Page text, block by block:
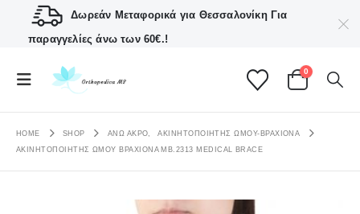
Δωρεάν Μεταφορικά για ΘεσσαλονίκηΓια
παραγγελίες άνω των 60€.!
0
HOME SHOP ΑΝΩ ΑΚΡΟ,
ΑΚΙΝΗΤΟΠΟΙΗΤΉΣ ΏΜΟΥ-ΒΡΑΧΊΟΝΑ
ΑΚΙΝΗΤΟΠΟΙΗΤΉΣ ΏΜΟΥ ΒΡΑΧΊΟΝΑ ΜΒ.2313 MEDICAL BRACE